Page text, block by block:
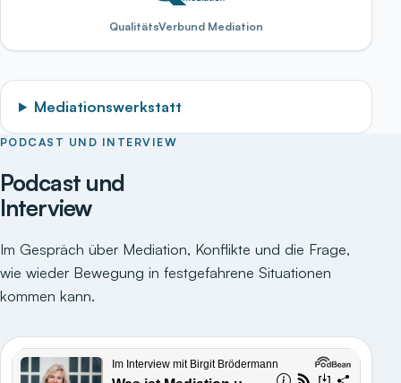
QualitätsVerbund Mediation
Mediationswerkstatt
PODCAST UND INTERVIEW
Podcast und
Interview
Im Gespräch über Mediation, Konflikte und die Frage,
wie wieder Bewegung in festgefahrene Situationen
kommen kann.